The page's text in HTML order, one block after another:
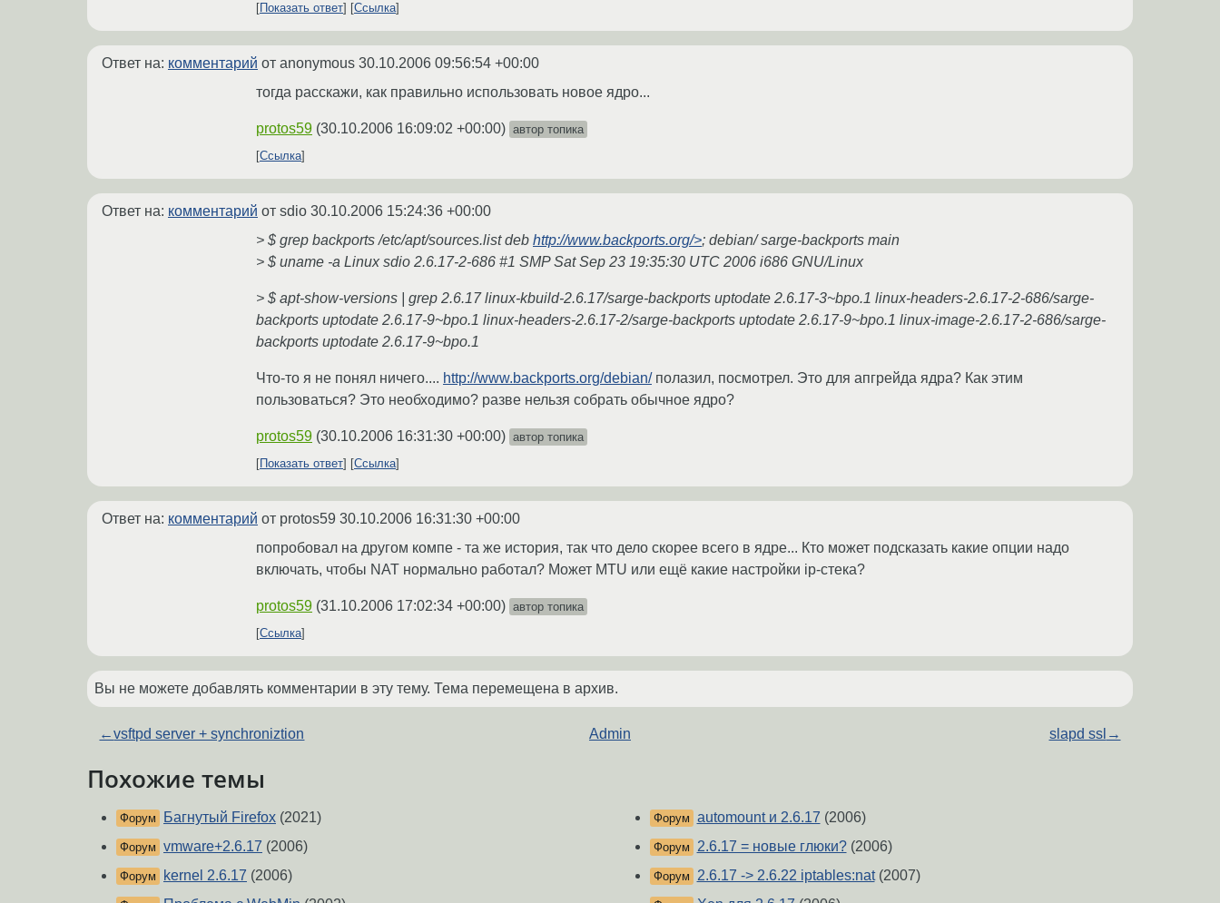
Показать ответ Ссылка
Ответ на: комментарий от anonymous 30.10.2006 09:56:54 +00:00
тогда расскажи, как правильно использовать новое ядро...
protos59 (30.10.2006 16:09:02 +00:00) автор топика
Ссылка
Ответ на: комментарий от sdio 30.10.2006 15:24:36 +00:00
> $ grep backports /etc/apt/sources.list deb http://www.backports.org/>; debian/ sarge-backports main
> $ uname -a Linux sdio 2.6.17-2-686 #1 SMP Sat Sep 23 19:35:30 UTC 2006 i686 GNU/Linux
> $ apt-show-versions | grep 2.6.17 linux-kbuild-2.6.17/sarge-backports uptodate 2.6.17-3~bpo.1 linux-headers-2.6.17-2-686/sarge-
backports uptodate 2.6.17-9~bpo.1 linux-headers-2.6.17-2/sarge-backports uptodate 2.6.17-9~bpo.1 linux-image-2.6.17-2-686/sarge-
backports uptodate 2.6.17-9~bpo.1
Что-то я не понял ничего.... http://www.backports.org/debian/полазил, посмотрел. Это для апгрейда ядра? Как этим
пользоваться? Это необходимо? разве нельзя собрать обычное ядро?
protos59 (30.10.2006 16:31:30 +00:00) автор топика
Показать ответ
Ссылка
Ответ на: комментарий от protos59 30.10.2006 16:31:30 +00:00
попробовал на другом компе - та же история, так что дело скорее всего в ядре... Кто может подсказать какие опции надо
включать, чтобы NAT нормально работал? Может MTU или ещё какие настройки ip-стека?
protos59 (31.10.2006 17:02:34 +00:00) автор топика
Ссылка
Вы не можете добавлять комментарии в эту тему. Тема перемещена в архив.
←vsftpd server + synchroniztion Admin slapd ssl →
Похожие темы
Форум Багнутый Firefox (2021)
Форум vmware+2.6.17 (2006)
Форум kernel 2.6.17 (2006)
Форум automount и 2.6.17 (2006)
Форум 2.6.17 = новые глюки?(2006)
Форум 2.6.17 -> 2.6.22 iptables:nat(2007)